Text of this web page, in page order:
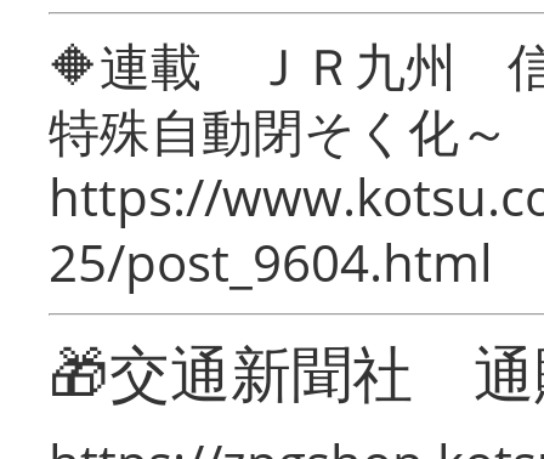
🔶連載 ＪＲ九州 信
特殊自動閉そく化～
https://
25/post_9604.html
🎁交通新聞社